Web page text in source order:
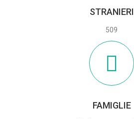
STRANIERI
509
FAMIGLIE